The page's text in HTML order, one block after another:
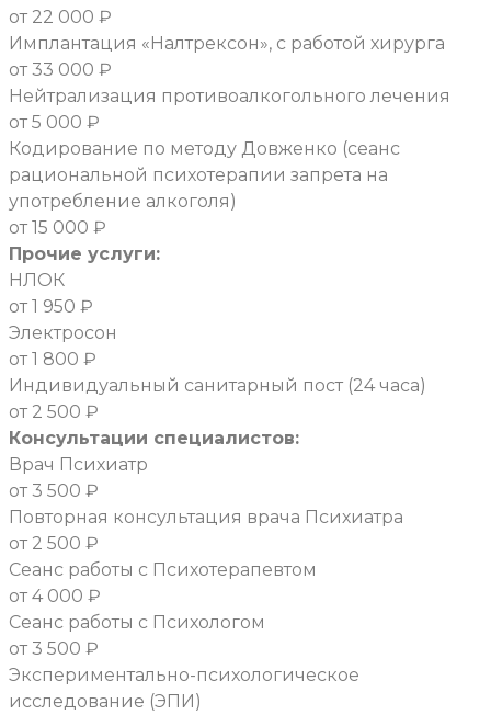
от 22 000 ₽
Имплантация «Налтрексон», с работой хирурга
от 33 000 ₽
Нейтрализация противоалкогольного лечения
от 5 000 ₽
Кодирование по методу Довженко (сеанс
рациональной психотерапии запрета на
употребление алкоголя)
от 15 000 ₽
Прочие услуги:
НЛОК
от 1 950 ₽
Электросон
от 1 800 ₽
Индивидуальный санитарный пост (24 часа)
от 2 500 ₽
Консультации специалистов:
Врач Психиатр
от 3 500 ₽
Повторная консультация врача Психиатра
от 2 500 ₽
Сеанс работы с Психотерапевтом
от 4 000 ₽
Сеанс работы с Психологом
от 3 500 ₽
Экспериментально-психологическое
исследование (ЭПИ)